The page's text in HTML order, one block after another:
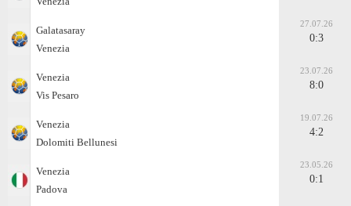
Galatasaray
Venezia
27.07.26
0:3
Venezia
Vis Pesaro
23.07.26
8:0
Venezia
Dolomiti Bellunesi
19.07.26
4:2
Venezia
Padova
23.05.26
0:1